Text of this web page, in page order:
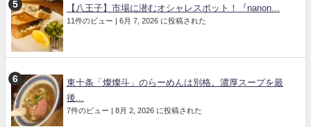
【八王子】市場に潜むオシャレスポット！『nanon...
11件のビュー | 6月 7, 2026 に投稿された
東十条「燦燦斗」のらーめんは別格。濃厚スープを最
後...
7件のビュー | 8月 2, 2026 に投稿された